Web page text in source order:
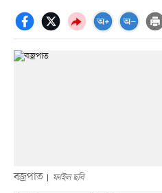
বজ্রপাত ফাইল ছবি